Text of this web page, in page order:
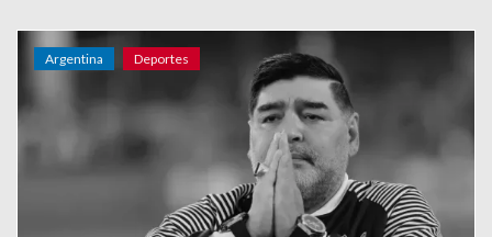
Argentina Deportes